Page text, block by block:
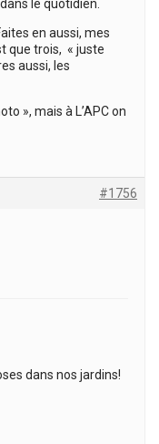
le quotidien.
en aussi, mes
que trois, « juste
aussi, les
», mais à L’APC on
#1756
dans nos jardins!